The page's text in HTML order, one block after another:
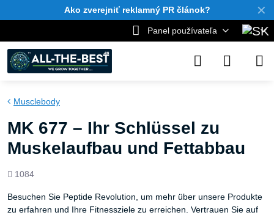
✕
Ako zverejniť reklamný PR článok?
Panel používateľa
Musclebody
MK 677 – Ihr Schlüssel zu
Muskelaufbau und Fettabbau
Počet
1084
Besuchen Sie Peptide Revolution, um mehr über unsere Produkte
zu erfahren und Ihre Fitnessziele zu erreichen. Vertrauen Sie auf